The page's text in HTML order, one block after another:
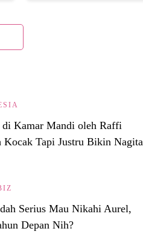
Kamar Mandi oleh Raffi
Kocak Tapi Justru Bikin Nagita
Serius Mau Nikahi Aurel,
Depan Nih?